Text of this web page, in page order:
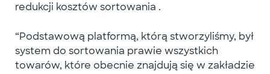
redukcji kosztów sortowania .
“Podstawową platformą, którą stworzyliśmy, był
system do sortowania prawie wszystkich
towarów, które obecnie znajdują się w zakładzie